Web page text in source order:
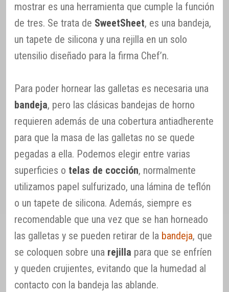
mostrar es una herramienta que cumple la función
de tres. Se trata de SweetSheet, es una bandeja,
un tapete de silicona y una rejilla en un solo
utensilio diseñado para la firma Chef’n.
Para poder hornear las galletas es necesaria una
bandeja, pero las clásicas bandejas de horno
requieren además de una cobertura antiadherente
para que la masa de las galletas no se quede
pegadas a ella. Podemos elegir entre varias
superficies o telas de cocción, normalmente
utilizamos papel sulfurizado, una lámina de teflón
o un tapete de silicona. Además, siempre es
recomendable que una vez que se han horneado
las galletas y se pueden retirar de la bandeja, que
se coloquen sobre una rejilla para que se enfríen
y queden crujientes, evitando que la humedad al
contacto con la bandeja las ablande.